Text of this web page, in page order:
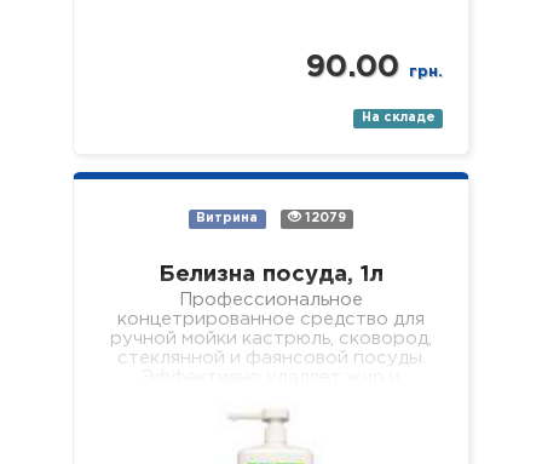
90.00 грн.
На складе
Витрина 12079
Белизна посуда, 1л
Профессиональное
концетрированное средство для
ручной мойки кастрюль, сковород,
стеклянной и фаянсовой посуды.
пенится и легко смывается, не